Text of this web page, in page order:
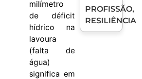
milímetro
de déficit
hídrico na
lavoura
(falta de
água)
significa em
PROFISSÃO,
RESILIÊNCIA